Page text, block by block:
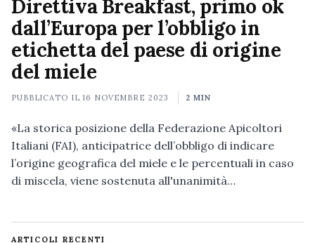
Direttiva Breakfast, primo ok
dall’Europa per l’obbligo in
etichetta del paese di origine
del miele
PUBBLICATO IL16 NOVEMBRE 2023 2 MIN
«La storica posizione della Federazione Apicoltori
Italiani (FAI), anticipatrice dell’obbligo di indicare
l’origine geografica del miele e le percentuali in caso
di miscela, viene sostenuta all'unanimità…
ARTICOLI RECENTI